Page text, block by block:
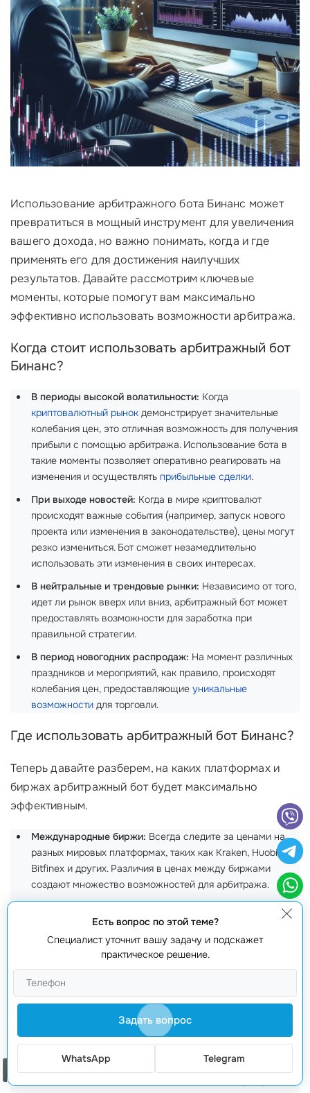
Использование арбитражного бота Бинанс может
превратиться в мощный инструмент для увеличения
вашего дохода, но важно понимать, когда и где
применять его для достижения наилучших
результатов. Давайте рассмотрим ключевые
моменты, которые помогут вам максимально
эффективно использовать возможности арбитража.
Когда стоит использовать арбитражный бот
Бинанс?
В периоды высокой волатильности: Когда
криптовалютный рынок демонстрирует значительные
колебания цен, это отличная возможность для получения
прибыли с помощью арбитража. Использование бота в
такие моменты позволяет оперативно реагировать на
изменения и осуществлять прибыльные сделки.
При выходе новостей: Когда в мире криптовалют
происходят важные события (например, запуск нового
проекта или изменения в законодательстве), цены могут
резко измениться. Бот сможет незамедлительно
использовать эти изменения в своих интересах.
В нейтральные и трендовые рынки: Независимо от того,
идет ли рынок вверх или вниз, арбитражный бот может
предоставлять возможности для заработка при
правильной стратегии.
В период новогодних распродаж: На момент различных
праздников и мероприятий, как правило, происходят
колебания цен, предоставляющие уникальные
возможности для торговли.
Где использовать арбитражный бот Бинанс?
Теперь давайте разберем, на каких платформах и
биржах арбитражный бот будет максимально
эффективным.
Международные биржи: Всегда следите за ценами на
разных мировых платформах, таких как Kraken, Huobi,
Bitfinex и других. Различия в ценах между биржами
создают множество возможностей для арбитража.
региональных площадках, где могут быть свои
особенности и ценовые разницы, которые бот может
Открытые маркетплейсы:
платформах могут предоставлять дополнительные
автоматизации торговли
межбиржевым арбитражом.
Специализированные арбитражные платформы:
Некоторые сервисы, созданные специально для
арбитражной торговли, позволяют находить лучшую цену
Есть вопрос по этой теме?
Специалист уточнит вашу задачу и подскажет
практическое решение.
Задать вопрос
WhatsApp Telegram
Заказать звонок